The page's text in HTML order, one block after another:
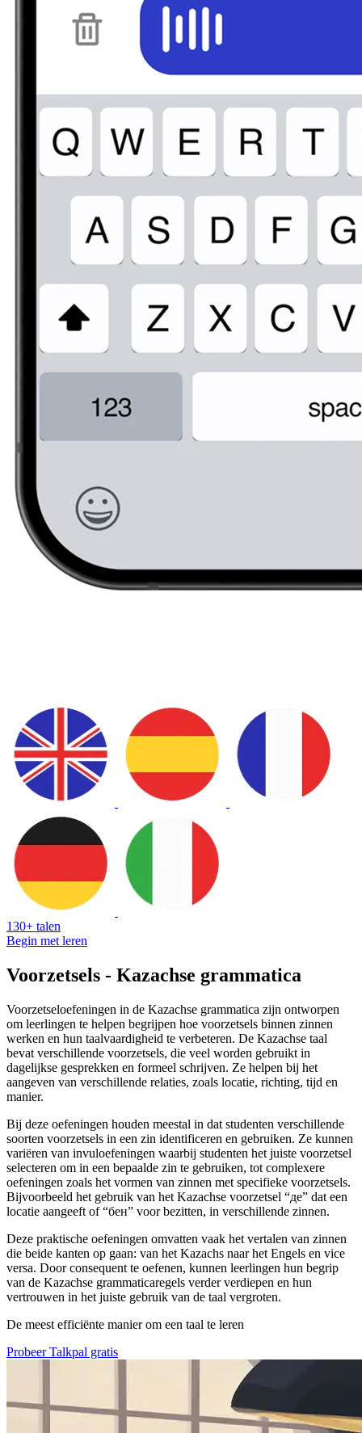
130+ talen
Begin met leren
Voorzetsels - Kazachse grammatica
Voorzetseloefeningen in de Kazachse grammatica zijn ontworpen
om leerlingen te helpen begrijpen hoe voorzetsels binnen zinnen
werken en hun taalvaardigheid te verbeteren. De Kazachse taal
bevat verschillende voorzetsels, die veel worden gebruikt in
dagelijkse gesprekken en formeel schrijven. Ze helpen bij het
aangeven van verschillende relaties, zoals locatie, richting, tijd en
manier.
Bij deze oefeningen houden meestal in dat studenten verschillende
soorten voorzetsels in een zin identificeren en gebruiken. Ze kunnen
variëren van invuloefeningen waarbij studenten het juiste voorzetsel
selecteren om in een bepaalde zin te gebruiken, tot complexere
oefeningen zoals het vormen van zinnen met specifieke voorzetsels.
Bijvoorbeeld het gebruik van het Kazachse voorzetsel “де” dat een
locatie aangeeft of “бен” voor bezitten, in verschillende zinnen.
Deze praktische oefeningen omvatten vaak het vertalen van zinnen
die beide kanten op gaan: van het Kazachs naar het Engels en vice
versa. Door consequent te oefenen, kunnen leerlingen hun begrip
van de Kazachse grammaticaregels verder verdiepen en hun
vertrouwen in het juiste gebruik van de taal vergroten.
De meest efficiënte manier om een taal te leren
Probeer Talkpal gratis